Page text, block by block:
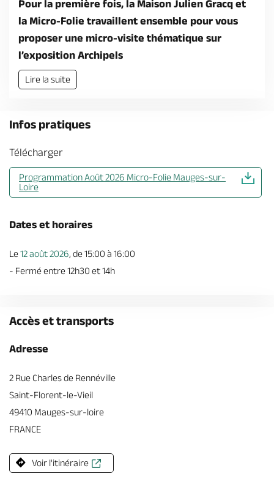
Brochures & Cartes Offices de tourisme Comment venir ?
Pour la première fois, la Maison Julien Gracq et
la Micro-Folie travaillent ensemble pour vous
proposer une micro-visite thématique sur
l’exposition Archipels
Lire la suite
Infos pratiques
Télécharger
Programmation Août 2026 Micro-Folie Mauges-sur-
Loire
Dates et horaires
Le12 août 2026, de 15:00 à 16:00
- Fermé entre 12h30 et 14h
Accès et transports
Adresse
2 Rue Charles de Rennéville
Saint-Florent-le-Vieil
49410 Mauges-sur-loire
FRANCE
Voir l'itinéraire